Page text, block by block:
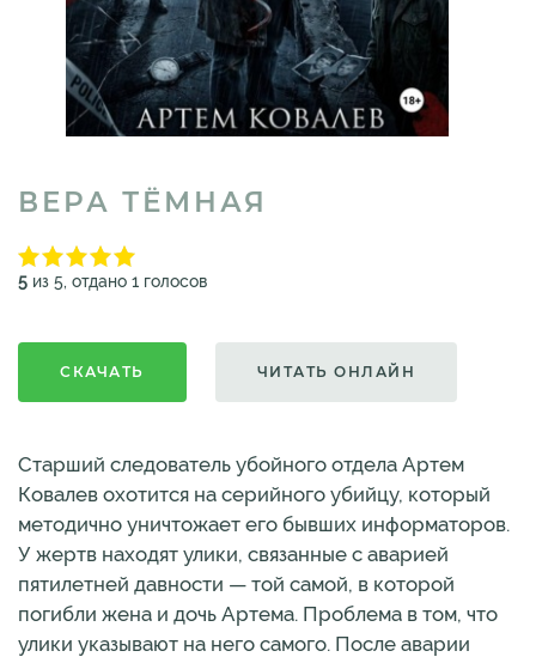
ВЕРА ТЁМНАЯ
5 из 5, отдано 1 голосов
СКАЧАТЬ ЧИТАТЬ ОНЛАЙН
Старший следователь убойного отдела Артем
Ковалев охотится на серийного убийцу, который
методично уничтожает его бывших информаторов.
У жертв находят улики, связанные с аварией
пятилетней давности — той самой, в которой
погибли жена и дочь Артема. Проблема в том, что
улики указывают на него самого. После аварии